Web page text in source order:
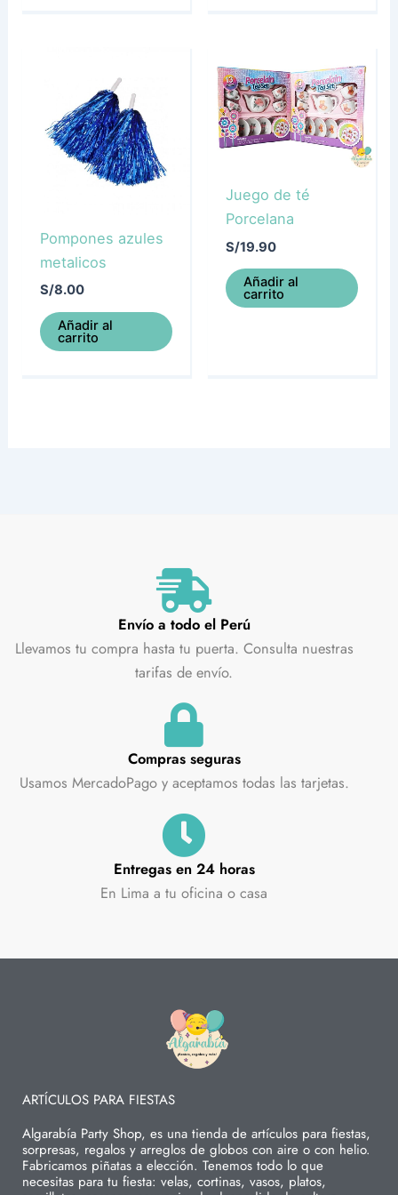
Pompones azules
metalicos
S/8.00
Añadir al
carrito
Juego de té
Porcelana
S/19.90
Añadir al
carrito
Envío a todo el Perú
Llevamos tu compra hasta tu puerta. Consulta nuestras
tarifas de envío.
Compras seguras
Usamos MercadoPago y aceptamos todas las tarjetas.
Entregas en 24 horas
En Lima a tu oficina o casa
ARTÍCULOS PARA FIESTAS
Algarabía Party Shop, es una tienda de artículos para fiestas,
sorpresas, regalos y arreglos de globos con aire o con helio.
Fabricamos piñatas a elección. Tenemos todo lo que
necesitas para tu fiesta: velas, cortinas, vasos, platos,